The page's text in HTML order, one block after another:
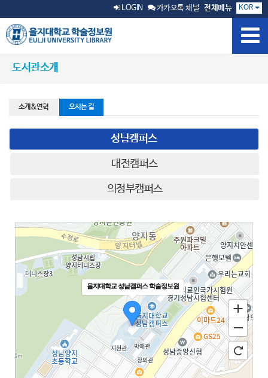
LOGIN 카카오톡 채널 전체메뉴 KOR
도서관소개
소개&연혁 오시는 길
성남캠퍼스
대전캠퍼스
의정부캠퍼스
을지대학교 성남캠퍼스 학술정보원